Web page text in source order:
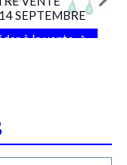
SEPTEMBRE
à la vente